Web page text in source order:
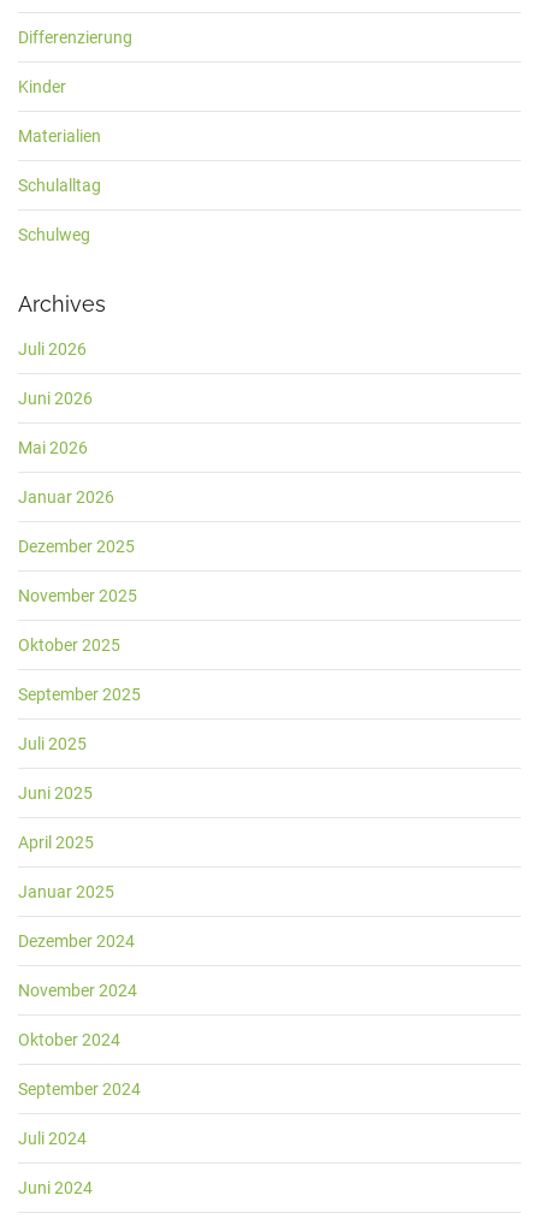
Differenzierung
Kinder
Materialien
Schulalltag
Schulweg
Archives
Juli 2026
Juni 2026
Mai 2026
Januar 2026
Dezember 2025
November 2025
Oktober 2025
September 2025
Juli 2025
Juni 2025
April 2025
Januar 2025
Dezember 2024
November 2024
Oktober 2024
September 2024
Juli 2024
Juni 2024